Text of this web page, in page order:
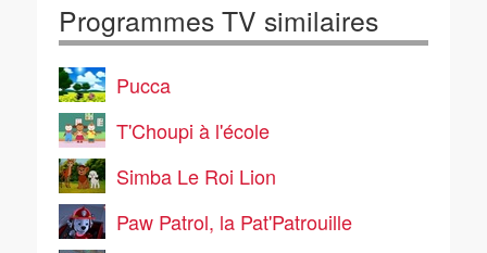
Programmes TV similaires
Pucca
T'Choupi à l'école
Simba Le Roi Lion
Paw Patrol, la Pat'Patrouille